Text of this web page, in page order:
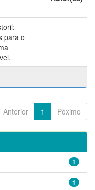
para o
-
Anterior 1 Póximo
1
1